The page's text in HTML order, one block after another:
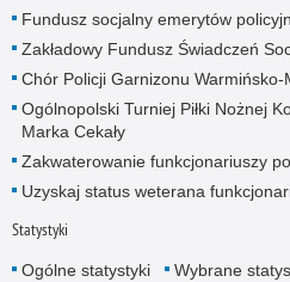
Fundusz socjalny emerytów
Zakładowy Fundusz Świadczeń
Chór Policji Garnizonu Warmińsko-
Ogólnopolski Turniej Piłki Nożnej
Marka Cekały
Zakwaterowanie funkcjonariuszy
Uzyskaj status weterana
Statystyki
Ogólne statystyki Wybrane